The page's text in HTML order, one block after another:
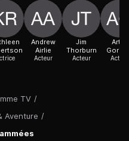
TV /
Aventure /
Andrew
Airlie
Acteur
Jim
Thorburn
Acteur
Artur
Acteur